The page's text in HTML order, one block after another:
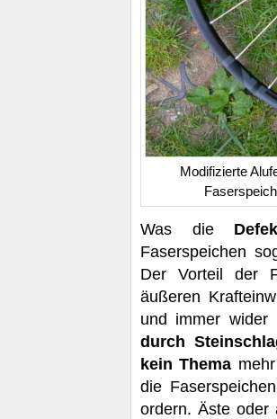
Modifizierte
Was die
Faserspeichen
Der Vorteil der
äußeren
und immer wider
durch
kein Thema
die
ordern. Äste oder